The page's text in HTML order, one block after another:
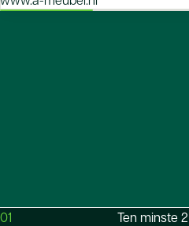
01
Ten minste